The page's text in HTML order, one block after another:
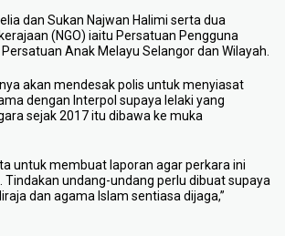
dan Sukan Najwan Halimi serta dua
(NGO) iaitu Persatuan Pengguna
Anak Melayu Selangor dan Wilayah.
akan mendesak polis untuk menyiasat
dengan Interpol supaya lelaki yang
sejak 2017 itu dibawa ke muka
untuk membuat laporan agar perkara ini
Tindakan undang-undang perlu dibuat supaya
dan agama Islam sentiasa dijaga,”